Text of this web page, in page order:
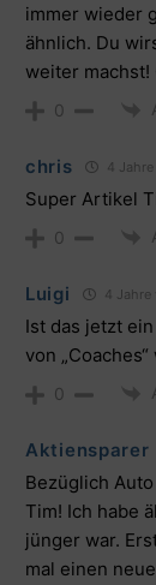
immer wieder
ähnlich. Du
weiter machst!
0
chris 4 Jahre
Super Artikel
0
Luigi 4 Jahre
Ist das jetzt
von
0
Aktiensparer
Bezüglich
Tim! Ich habe
jünger war.
mal einen